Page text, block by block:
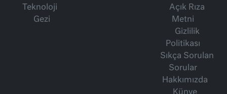
Teknoloji
Gezi
Açık Rıza
Metni
Gizlilik
Politikası
Sıkça Sorulan
Sorular
Hakkımızda
Künye